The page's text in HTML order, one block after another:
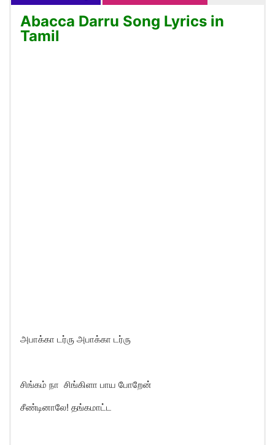
Abacca Darru Song Lyrics in
Tamil
அபாக்கா டர்ரு அபாக்கா டர்ரு
சிங்கம் நா சிங்கிளா பாய போறேன்
சீண்டினாலே! தங்கமாட்ட